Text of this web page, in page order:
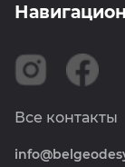
Сертификаты
Вакансии
Новости
Политика
Геодезия
ССТП РБ
Метрология
Навигация
Все контакты